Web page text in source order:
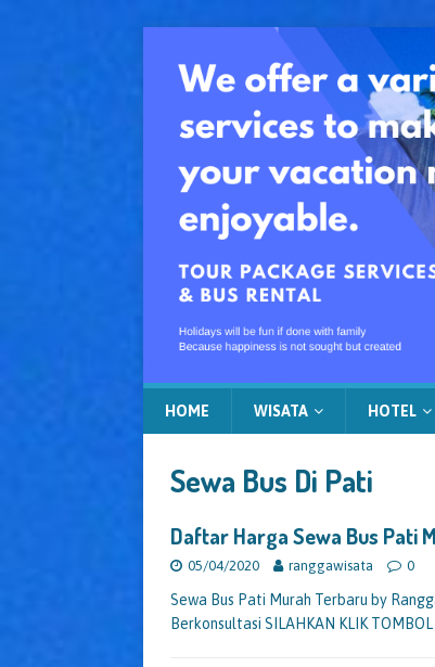
HOME WISATA HOTEL
Sewa Bus Di Pati
Daftar Harga Sewa Bus Pati
05/04/2020 ranggawisata 0
Sewa Bus Pati Murah Terbaru by
Berkonsultasi SILAHKAN KLIK